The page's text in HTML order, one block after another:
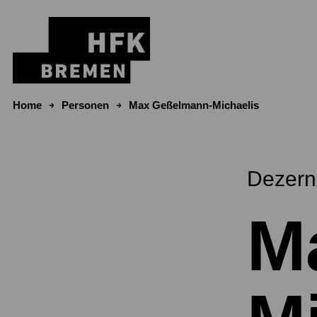
Zum Inhalt springen
Home Personen Max Geßelmann-Michaelis